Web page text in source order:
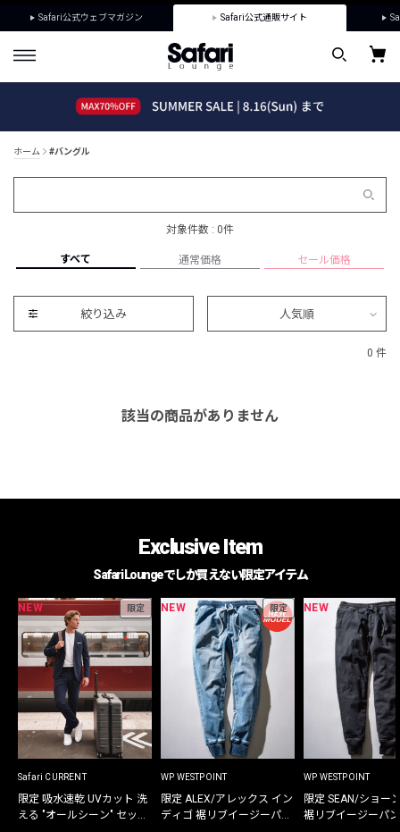
Safari公式ウェブマガジン Safari公式通販サイト
ホーム #バングル
対象件数 : 0件
すべて 通常価格 セール価格
絞り込み 人気順
0 件
該当の商品がありません
Exclusive Item
Safari Loungeでしか買えない限定アイテム
NEW 限定
Safari CURRENT
限定 吸水速乾 UVカット 洗
える "オールシーン" セット
NEW 限定
WP WESTPOINT
限定 ALEX/アレックス イン
ディゴ 裾リブイージーパン
NEW
WP WESTPOINT
限定 SEAN/ショー
裾リブイージーパ